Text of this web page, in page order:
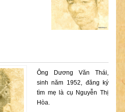
Ông Dương Văn Thái,
sinh năm 1952, đăng ký
tìm mẹ là cụ Nguyễn Thị
Hòa.